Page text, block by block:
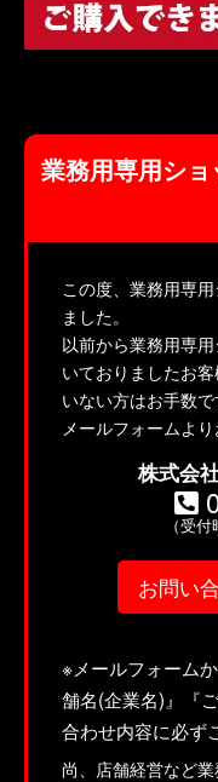
業務用専用シ
この度、業務用専
ました。
以前から業務用専
いておりましたお
いない方はお手数
メールフォームよ
株式会
（受
お問い
※メールフォーム
舗名(企業名)』『
合わせ内容に必ず
尚、店舗経営など